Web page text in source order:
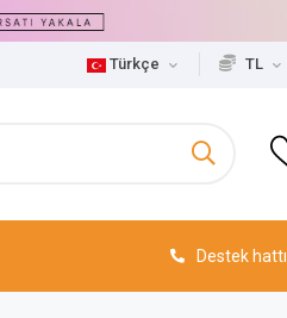
Türkçe TL
Destek hattı